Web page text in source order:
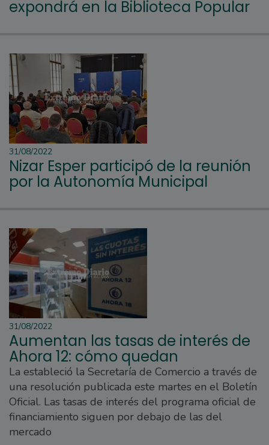
expondrá en la Biblioteca Popular
31/08/2022
Nizar Esper participó de la reunión
por la Autonomía Municipal
31/08/2022
Aumentan las tasas de interés de
Ahora 12: cómo quedan
La estableció la Secretaría de Comercio a través de
una resolución publicada este martes en el Boletín
Oficial. Las tasas de interés del programa oficial de
financiamiento siguen por debajo de las del
mercado